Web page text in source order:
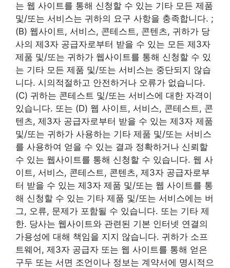
는 웹 사이트를 통해 신청할 수 있는 기타 모든 제품
및/또는 서비스는 귀하의 요구 사항을 충족합니다. ;
(B) 웹사이트, 서비스, 콘테스트, 콘텐츠, 귀하가 당
사의 제3자 공급자로부터 받을 수 있는 모든 제3자
제품 및/또는 귀하가 웹사이트를 통해 신청할 수 있
는 기타 모든 제품 및/또는 서비스는 중단되지 않습
니다. 시의적절하고 안전하거나 오류가 없습니다.
(C) 귀하는 콘테스트 및/또는 서비스에 대한 자격이
있습니다. 또는 (D) 웹 사이트, 서비스, 콘테스트, 콘
텐츠, 제3자 공급자로부터 받을 수 있는 제3자 제품
및/또는 귀하가 사용하는 기타 제품 및/또는 서비스
를 사용하여 얻을 수 있는 결과 정확하거나 신뢰할
수 있는 웹사이트를 통해 신청할 수 있습니다. 웹 사
이트, 서비스, 콘테스트, 콘텐츠, 제3자 공급자로부
터 받을 수 있는 제3자 제품 및/또는 웹 사이트를 통
해 신청할 수 있는 기타 제품 및/또는 서비스에는 버
그, 오류, 문제가 포함될 수 있습니다. 또는 기타 제
한. 당사는 웹사이트와 관련된 기본 인터넷 연결의
가용성에 대해 책임을 지지 않습니다. 귀하가 소프
트웨어, 제3자 공급자 또는 웹 사이트를 통해 얻은
구두 또는 서면 조언이나 정보는 계약서에 명시적으